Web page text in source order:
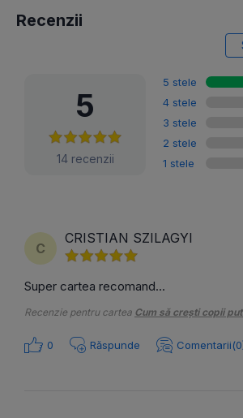
Recenzii
5
14 recenzii
5 stele
4 stele
3 stele
2 stele
1 stele
C
CRISTIAN SZILAGYI
Super cartea recomand...
Recenzie pentru cartea Cum să crești copii
0 Răspunde